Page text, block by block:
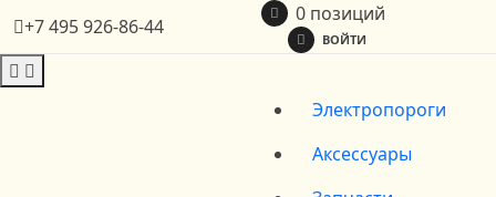
+7 495 926-86-44
0 позиций
ВОЙТИ
Электропороги
Аксессуары